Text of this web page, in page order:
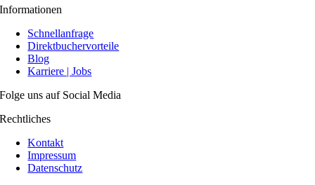
Informationen
Schnellanfrage
Direktbuchervorteile
Blog
Karriere | Jobs
Folge uns auf Social Media
Rechtliches
Kontakt
Impressum
Datenschutz